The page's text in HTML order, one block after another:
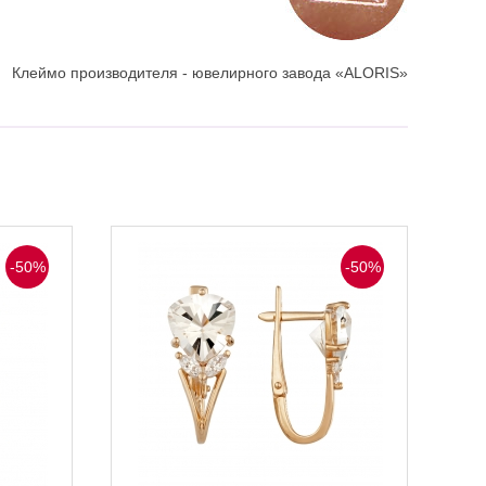
Клеймо производителя - ювелирного завода «ALORIS»
-50% -50%